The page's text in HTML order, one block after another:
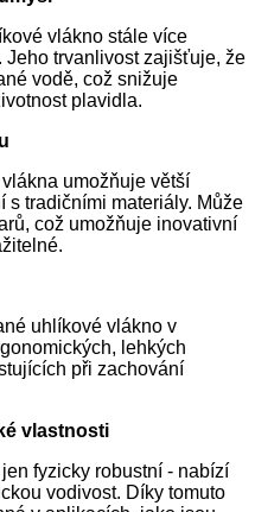
vlákno stále více
Jeho trvanlivost zajišťuje, že
vodě, což snižuje
plavidla.
umožňuje větší
s tradičními materiály. Může
což umožňuje inovativní
uhlíkové vlákno v
lehkých
při zachování
vlastnosti
fyzicky robustní - nabízí
vodivost. Díky tomuto